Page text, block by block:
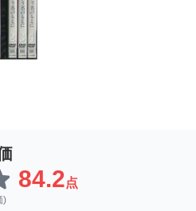
84.2点
)